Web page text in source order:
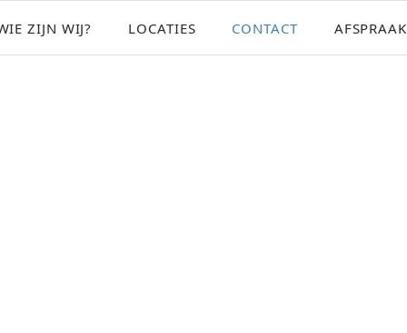
ZIJN WIJ? LOCATIES CONTACT AFSPRAAK